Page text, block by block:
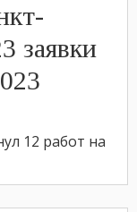
заявки
12 работ на